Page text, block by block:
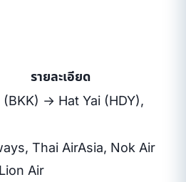
รายละเอียด
→ Hat Yai (HDY),
Thai AirAsia, Nok Air
Air